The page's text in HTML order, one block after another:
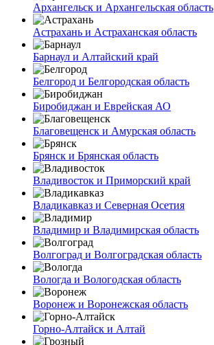
Архангельск и Архангельская область
Астрахань и Астраханская область
Барнаул и Алтайский край
Белгород и Белгородская область
Биробиджан и Еврейская АО
Благовещенск и Амурская область
Брянск и Брянская область
Владивосток и Приморский край
Владикавказ и Северная Осетия
Владимир и Владимирская область
Волгоград и Волгоградская область
Вологда и Вологодская область
Воронеж и Воронежская область
Горно-Алтайск и Алтай